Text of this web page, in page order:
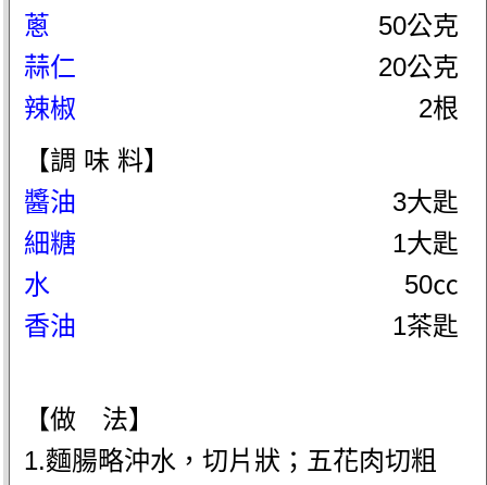
蔥
50公克
蒜仁
20公克
辣椒
2根
【調 味 料】
醬油
3大匙
細糖
1大匙
水
50㏄
香油
1茶匙
【做 法】
1.麵腸略沖水，切片狀；五花肉切粗